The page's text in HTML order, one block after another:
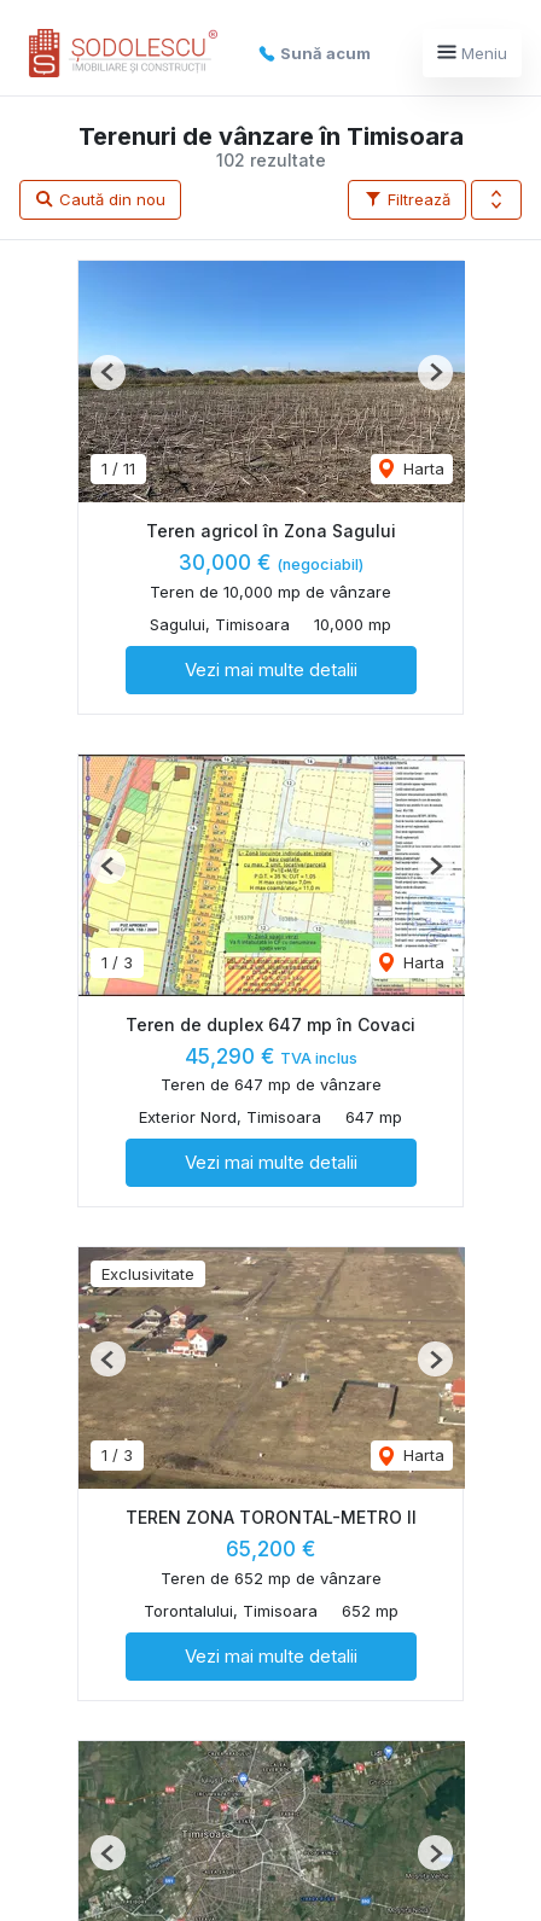
Sună acum Meniu
102 rezultate
Terenuri de vânzare în Timisoara
Filtrează
Caută din nou
1 / 11 Harta
Previous Next
Teren agricol în Zona Sagului
30,000 € (negociabil)
Teren de 10,000 mp de vânzare
Sagului, Timisoara
10,000 mp
Vezi mai multe detalii
1 / 3 Harta
Previous Next
Teren de duplex 647 mp în Covaci
45,290 € TVA inclus
Teren de 647 mp de vânzare
Exterior Nord, Timisoara
647 mp
Vezi mai multe detalii
Exclusivitate
1 / 3 Harta
Previous Next
TEREN ZONA TORONTAL-METRO II
65,200 €
Teren de 652 mp de vânzare
Torontalului, Timisoara
652 mp
Vezi mai multe detalii
Previous Next